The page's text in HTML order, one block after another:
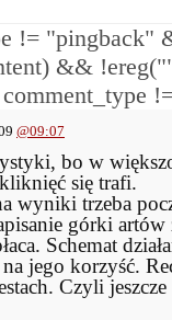
!= "pingback"
&& !ereg("
@09:07
bo w
się trafi.
wyniki trzeba
górki artów
Schemat
jego korzyść.
Czyli
comment_type